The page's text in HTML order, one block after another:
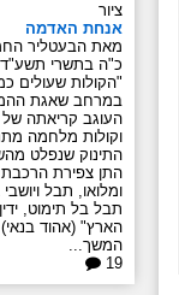
ציור
אנחת האדמה
מאת הבעטליר
כ"ה בתשרי תשע"ד
"הקולות שעולים
במרחב שאגת
העוגב קריאתה של
וקולות מלחמה
התינוק שנפלט
התן צפירת
ומלואו, תבל
תבל בל תימוט,
הארץ" (אהוד בנאי)
המשך...
19